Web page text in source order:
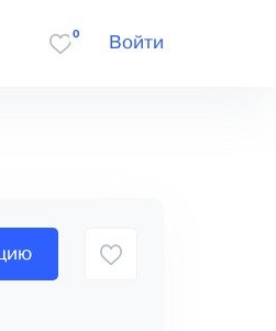
0
Войти